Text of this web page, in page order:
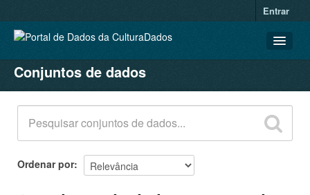
Entrar
CONJUNTOS DE DADOS
ORGANIZAÇÕES
GRUPOS
SOBRE
Conjuntos de dados
Ordenar por